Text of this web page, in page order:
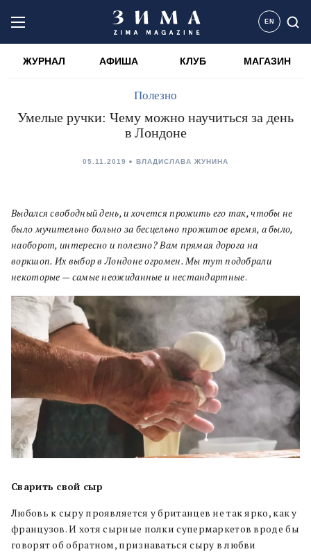
EN
ЖУРНАЛ АФИША КЛУБ МАГАЗИН
Полезно
Умелые ручки: Чему можно научиться за день
в Лондоне
05.11.2019 ВЛАДИСЛАВА ЖУНИНА
Выдался свободный день, и хочется прожить его так, чтобы не
было мучительно больно за бесцельно прожитое время, а было,
наоборот, интересно и полезно? Вам прямая дорога на
воркшоп. Их выбор в Лондоне огромен. Мы тут подобрали
некоторые — самые неожиданные и нестандартные.
Сварить свой сыр
Любовь к сыру проявляется у британцев не так ярко, как у
французов. И хотя сырные полки супермаркетов вроде бы
говорят об обратном, признаваться сыру в любви